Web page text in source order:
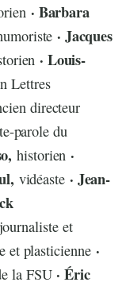
· Barbara
· Jacques
· Louis-
Lettres
directeur
parole du
historien·
vidéaste· Jean-
journaliste et
et plasticienne ·
la FSU· Éric